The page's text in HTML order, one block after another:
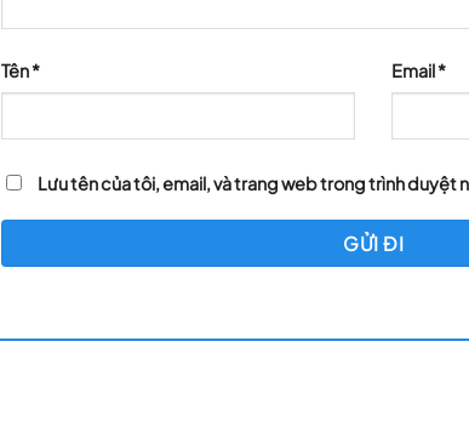
Tên* Email*
Lưu tên của tôi, email, và trang web trong trình duyệt